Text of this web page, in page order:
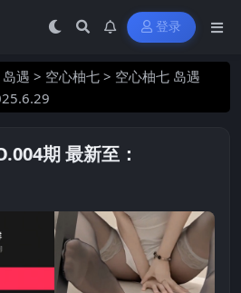
登录
岛遇 > 空心柚七 > 空心柚七 岛遇
期 最新至：